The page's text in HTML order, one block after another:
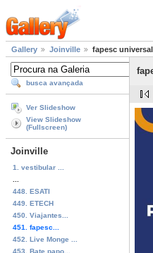
Gallery Joinville fapesc universal
busca avançada
Ver Slideshow
View Slideshow
(Fullscreen)
Joinville
1. vestibular ...
448. ESATI
449. ETECH
450. Viajantes...
451. fapesc...
452. Live Monge ...
453. Bate papo...